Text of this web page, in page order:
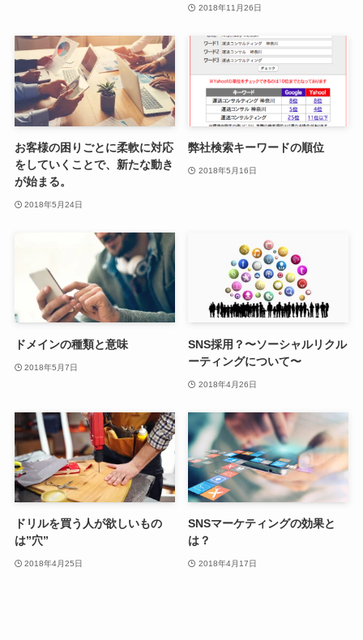
2018年11月26日
お客様の困りごとに柔軟に対応
をしていくことで、新たな動き
が始まる。
2018年5月24日
弊社検索キーワードの順位
2018年5月16日
ドメインの種類と意味
2018年5月7日
SNS採用？〜ソーシャルリクル
ーティングについて〜
2018年4月26日
ドリルを買う人が欲しいもの
は”穴”
2018年4月25日
SNSマーケティングの効果と
は？
2018年4月17日